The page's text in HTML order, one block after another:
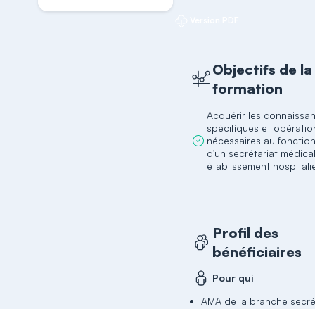
Objectifs de la
formation
Acquérir les
spécifiques et
nécessaires au
d'un secrétariat
établissement
Profil des
bénéficiaires
Pour qui
AMA de la branche